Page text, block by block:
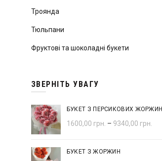
Троянда
Тюльпани
Фруктові та шоколадні букети
ЗВЕРНІТЬ УВАГУ
БУКЕТ З ПЕРСИКОВИХ ЖОРЖИН
1600,00 грн. – 9340,00 грн.
БУКЕТ З ЖОРЖИН